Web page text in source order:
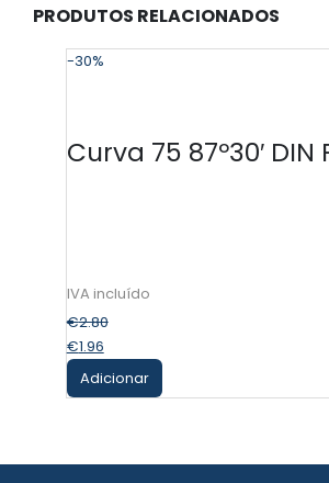
PRODUTOS RELACIONADOS
-30%
Curva 75 87º30′ DIN
€2.80
€1.96
Adicionar